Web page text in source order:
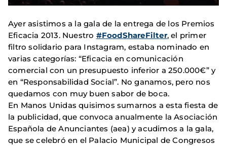
Ayer asistimos a la gala de la entrega de los Premios
Eficacia 2013. Nuestro #FoodShareFilter, el primer
filtro solidario para Instagram, estaba nominado en
varias categorías: “Eficacia en comunicación
comercial con un presupuesto inferior a 250.000€” y
en “Responsabilidad Social”. No ganamos, pero nos
quedamos con muy buen sabor de boca.
En Manos Unidas quisimos sumarnos a esta fiesta de
la publicidad, que convoca anualmente la Asociación
Española de Anunciantes (aea) y acudimos a la gala,
que se celebró en el Palacio Municipal de Congresos